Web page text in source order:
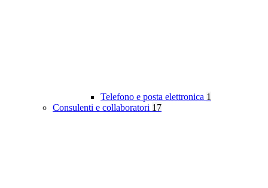
Telefono e posta elettronica 1
Consulenti e collaboratori 17